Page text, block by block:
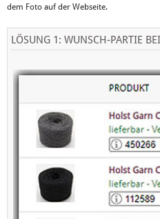
dem Foto auf der Webseite.
LÖSUNG 1: WUNSCH-PARTIE